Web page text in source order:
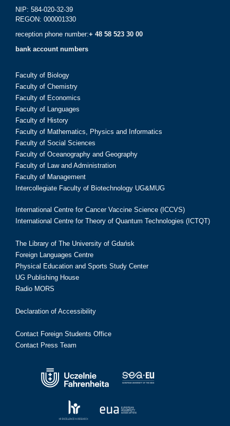
NIP: 584-020-32-39
REGON: 000001330
reception phone number:+ 48 58 523 30 00
bank account numbers
Faculty of Biology
Faculty of Chemistry
Faculty of Economics
Faculty of Languages
Faculty of History
Faculty of Mathematics, Physics and Informatics
Faculty of Social Sciences
Faculty of Oceanography and Geography
Faculty of Law and Administration
Faculty of Management
Intercollegiate Faculty of Biotechnology UG&MUG
International Centre for Cancer Vaccine Science (ICCVS)
International Centre for Theory of Quantum Technologies (ICTQT)
The Library of The University of Gdańsk
Foreign Languages Centre
Physical Education and Sports Study Center
UG Publishing House
Radio MORS
Declaration of Accessibility
Contact Foreign Students Office
Contact Press Team